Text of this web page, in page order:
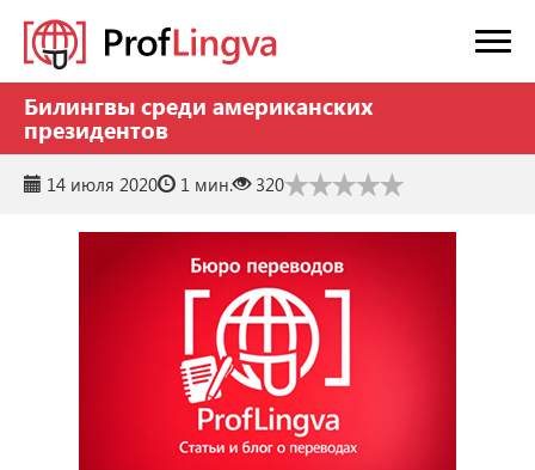
Билингвы среди американских
президентов
14 июля 2020 1 мин. 320